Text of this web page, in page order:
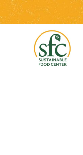
Saltar
contenido